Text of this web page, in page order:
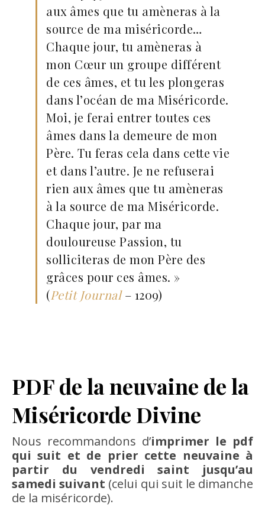
aux âmes que tu amèneras à la
source de ma miséricorde…
Chaque jour, tu amèneras à
mon Cœur un groupe différent
de ces âmes, et tu les plongeras
dans l’océan de ma Miséricorde.
Moi, je ferai entrer toutes ces
âmes dans la demeure de mon
Père. Tu feras cela dans cette vie
et dans l’autre. Je ne refuserai
rien aux âmes que tu amèneras
à la source de ma Miséricorde.
Chaque jour, par ma
douloureuse Passion, tu
solliciteras de mon Père des
grâces pour ces âmes. »
(Petit Journal– 1209)
PDF de la neuvaine de la
Miséricorde Divine
Nous recommandons d’imprimer le pdf
qui suit et de prier cette neuvaine à
partir du vendredi saint jusqu’au
samedi suivant (celui qui suit le dimanche
de la miséricorde).